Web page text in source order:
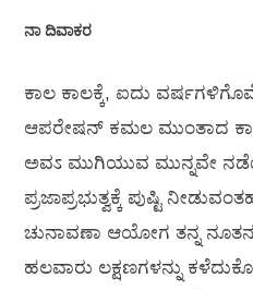
ನಾ ದಿವಾಕರ
ಕಾಲ ಕಾಲಕ್ಕೆ, ಐದು
ಆಪರೇಷನ್ ಕಮಲ ಮುಂತಾದ
ಅವಽ ಮುಗಿಯುವ ಮುನ್ನವೇ
ಪ್ರಜಾಪ್ರಭುತ್ವಕ್ಕೆ ಪುಷ್ಟಿ
ಚುನಾವಣಾ ಆಯೋಗ ತನ್ನ
ಹಲವಾರು ಲಕ್ಷಣಗಳನ್ನು